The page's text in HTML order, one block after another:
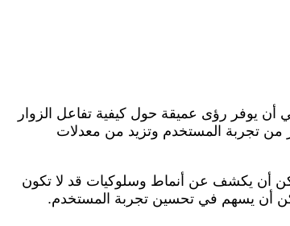
أن يوفر رؤى عميقة حول كيفية تفاعل الزوار
من تجربة المستخدم وتزيد من معدلات
أن يكشف عن أنماط وسلوكيات قد لا تكون
أن يسهم في تحسين تجربة المستخدم.